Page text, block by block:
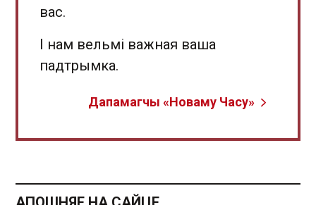
вас.
І нам вельмі важная ваша
падтрымка.
Дапамагчы «Новаму Часу»